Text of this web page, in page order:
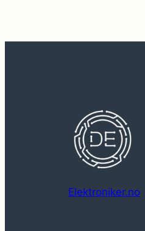
Elektroniker.no